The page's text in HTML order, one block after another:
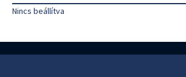
Nincs beállítva